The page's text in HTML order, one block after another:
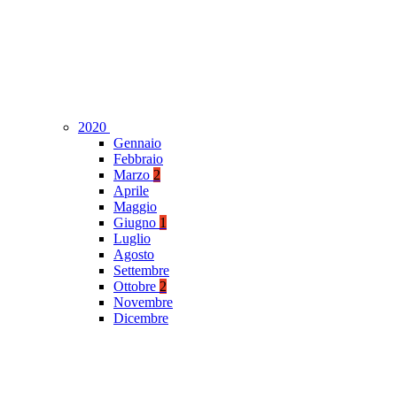
2020
Gennaio
Febbraio
Marzo 2
Aprile
Maggio
Giugno 1
Luglio
Agosto
Settembre
Ottobre 2
Novembre
Dicembre